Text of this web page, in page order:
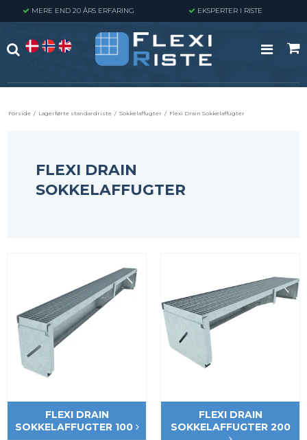
MERE END 20 ÅRS ERFARING EKSPERTER I RISTE
Forside / Lagerførte standardriste / Sokkelaffugter / Flexi Drain Sokkelaffugter
FLEXI DRAIN
SOKKELAFFUGTER
FLEXI DRAIN
SOKKELAFFUGTER 100
FLEXI DRAIN
SOKKELAFFUGTER 200